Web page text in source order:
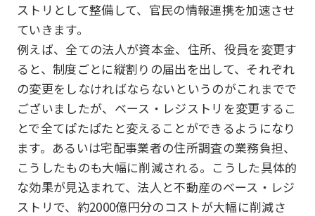
ストリとして整備して、官民の情報連携を加速させ
ていきます。
例えば、全ての法人が資本金、住所、役員を変更す
ると、制度ごとに縦割りの届出を出して、それぞれ
の変更をしなければならないというのがこれまでで
ございましたが、ベース・レジストリを変更するこ
とで全てぱたぱたと変えることができるようになり
ます。あるいは宅配事業者の住所調査の業務負担、
こうしたものも大幅に削減される。こうした具体的
な効果が見込まれて、法人と不動産のベース・レジ
ストリで、約2000億円分のコストが大幅に削減さ